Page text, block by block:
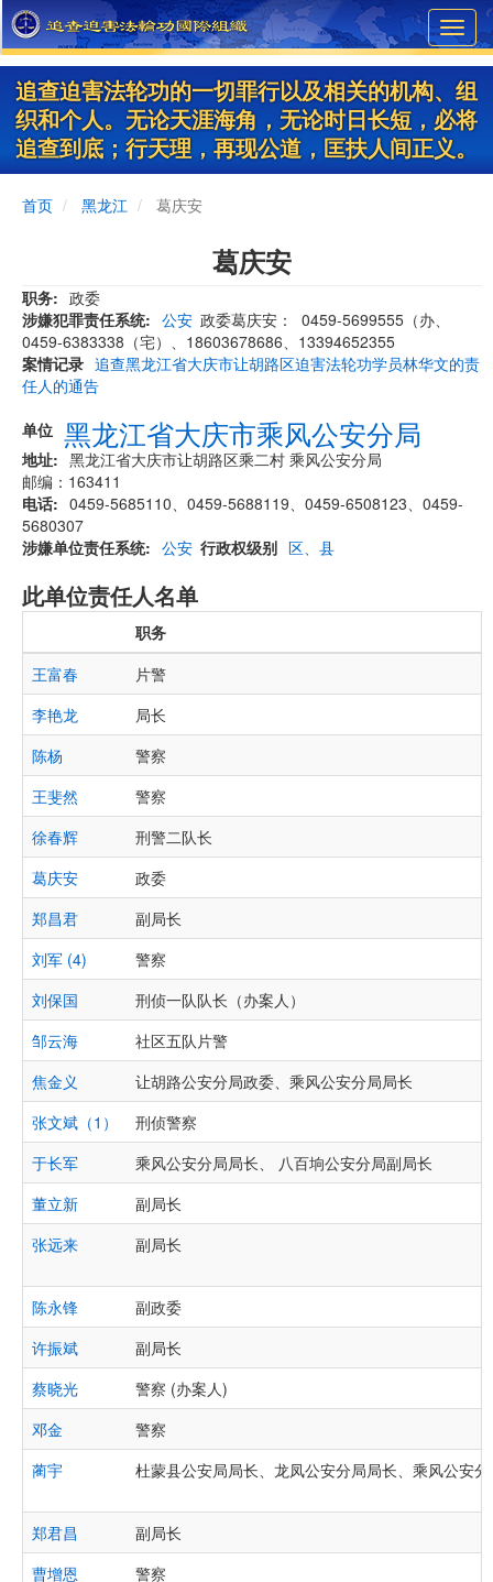
Skip
to
main
content
追查迫害法轮功的一切罪行以及相关的机构、组
织和个人。无论天涯海角，无论时日长短，必将
追查到底；行天理，再现公道，匡扶人间正义。
首页 黑龙江 葛庆安
葛庆安
职务
政委
涉嫌犯罪责任系统
公安 政委葛庆安： 0459-5699555（办、
0459-6383338（宅）、18603678686、13394652355
案情记录 追查黑龙江省大庆市让胡路区迫害法轮功学员林华文的责
任人的通告
单位 黑龙江省大庆市乘风公安分局
地址
黑龙江省大庆市让胡路区乘二村 乘风公安分局
邮编：163411
电话
0459-5685110、0459-5688119、0459-6508123、0459-
5680307
涉嫌单位责任系统
公安 行政权级别 区、县
此单位责任人名单
职务
王富春
片警
李艳龙
局长
陈杨
警察
王斐然
警察
徐春辉
刑警二队长
葛庆安
政委
郑昌君
副局长
刘军 (4)
警察
刘保国
刑侦一队队长（办案人）
邹云海
社区五队片警
焦金义
让胡路公安分局政委、乘风公安分局局长
张文斌（1）
刑侦警察
于长军
乘风公安分局局长、 八百垧公安分局副局长
董立新
副局长
张远来
副局长
陈永锋
副政委
许振斌
副局长
蔡晓光
警察 (办案人)
邓金
警察
蔺宇
杜蒙县公安局局长、龙凤公安分局局长、乘风公安
郑君昌
副局长
曹增恩
警察